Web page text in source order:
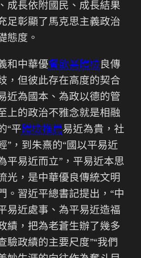
成長依附國民、成長結果
足彰顯了馬克思主義政治
態度。
和中華優餐飲業體檢良傳
，但彼此存在高度的契合
近為國本、為政以德的管
上的政治不雅念就是相融
“平體檢推薦易近為貴，社
”，到朱熹的“國以平易近
平易近而立”，平易近本思
光，是中華優良傳統文明
。習近平總書記提出，“中
易近處事、為平易近造福
績，把為老蒼生辦了幾多
驗政績的主要尺度”“我們